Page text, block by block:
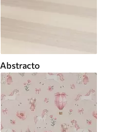
Abstracto